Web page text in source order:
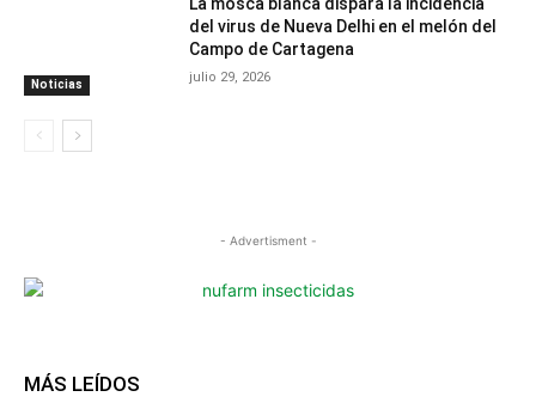
Noticias
La mosca blanca dispara la incidencia
del virus de Nueva Delhi en el melón del
Campo de Cartagena
julio 29, 2026
- Advertisment -
MÁS LEÍDOS